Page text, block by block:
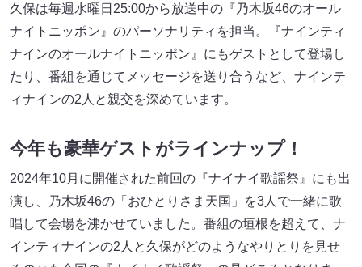
久保は毎週水曜日25:00から放送中の『乃木坂46のオール
ナイトニッポン』のパーソナリティを担当。『ナインティ
ナインのオールナイトニッポン』にもゲストとして登場し
たり、番組を通じてメッセージを送り合うなど、ナインテ
ィナインの2人と親交を深めています。
今年も豪華ゲストがラインナップ！
2024年10月に開催された前回の『ナイナイ歌謡祭』にも出
演し、乃木坂46の「おひとりさま天国」を3人で一緒に歌
唱して会場を沸かせていました。番組の垣根を超えて、ナ
インティナインの2人と久保がどのようなやりとりを見せ